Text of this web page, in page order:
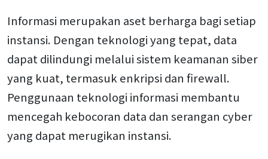
Informasi merupakan aset berharga bagi setiap
instansi. Dengan teknologi yang tepat, data
dapat dilindungi melalui sistem keamanan siber
yang kuat, termasuk enkripsi dan firewall.
Penggunaan teknologi informasi membantu
mencegah kebocoran data dan serangan cyber
yang dapat merugikan instansi.